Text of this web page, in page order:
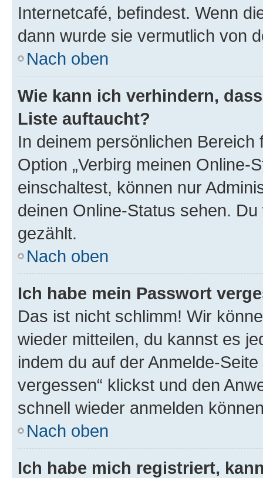
Internetcafé, befindest. Wenn
dann wurde sie vermutlich von
Nach oben
Wie kann ich verhindern,
Liste auftaucht?
In deinem persönlichen
Option „Verbirg meinen Online-
einschaltest, können nur
deinen Online-Status sehen.
gezählt.
Nach oben
Ich habe mein Passwort
Das ist nicht schlimm! Wir
wieder mitteilen, du kannst es
indem du auf der Anmelde-
vergessen“ klickst und den
schnell wieder anmelden
Nach oben
Ich habe mich registriert,